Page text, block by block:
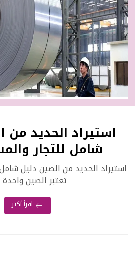
استيراد الحديد من
شامل للتجار
استيراد الحديد من الصين دليل
تعتبر الصين
اقرأ أكثر